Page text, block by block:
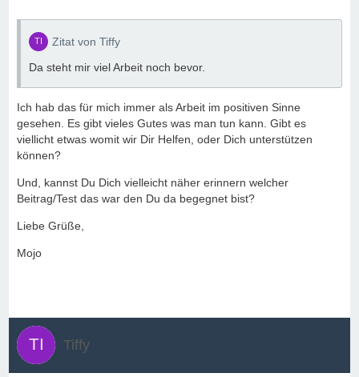
Zitat von Tiffy
Da steht mir viel Arbeit noch bevor.
Ich hab das für mich immer als Arbeit im positiven Sinne
gesehen. Es gibt vieles Gutes was man tun kann. Gibt es
viellicht etwas womit wir Dir Helfen, oder Dich unterstützen
können?
Und, kannst Du Dich vielleicht näher erinnern welcher
Beitrag/Test das war den Du da begegnet bist?
Liebe Grüße,
Mojo
Tiffy